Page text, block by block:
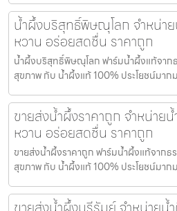
น้ำผึ้งบริสุทธิ์พิษณุโลก จำหน่า
หวาน อร่อยสดชื่น ราคาถูก
น้ำผึ้งบริสุทธิ์พิษณุโลก ฟาร์มน้ำผึ้งแท้จาก
สุขภาพ กับ น้ำผึ้งแท้ 100% ประโยชน์มาก
ขายส่งน้ำผึ้งราคาถูก จำหน่าย
หวาน อร่อยสดชื่น ราคาถูก
ขายส่งน้ำผึ้งราคาถูก ฟาร์มน้ำผึ้งแท้จากธ
สุขภาพ กับ น้ำผึ้งแท้ 100% ประโยชน์มาก